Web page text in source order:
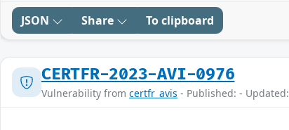
JSON Share To clipboard
CERTFR-2023-AVI-0976
Vulnerability from certfr_avis - Published: - Updated: